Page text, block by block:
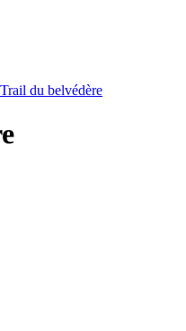
Trail du belvédère